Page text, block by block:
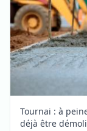
Tournai : à
déjà être démoli